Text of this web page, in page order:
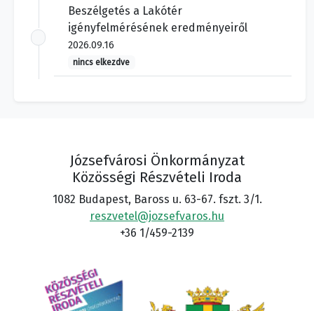
Beszélgetés a Lakótér
igényfelmérésének eredményeiről
2026.09.16
nincs elkezdve
Józsefvárosi Önkormányzat
Közösségi Részvételi Iroda
1082 Budapest, Baross u. 63-67. fszt. 3/1.
reszvetel@jozsefvaros.hu
+36 1/459-2139